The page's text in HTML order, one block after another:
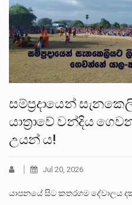
සම්ප්‍රදායෙන්
යාත්‍රාවේ වන්දිය
උයන් ය!
Jul 20, 2026
යාපනයේ සිට කතරගම දේවාලය